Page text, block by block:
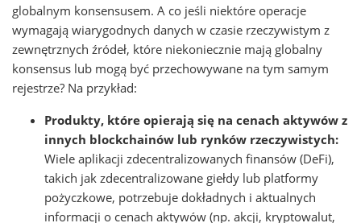
globalnym konsensusem. A co jeśli niektóre operacje
wymagają wiarygodnych danych w czasie rzeczywistym z
zewnętrznych źródeł, które niekoniecznie mają globalny
konsensus lub mogą być przechowywane na tym samym
rejestrze? Na przykład:
Produkty, które opierają się na cenach aktywów z
innych blockchainów lub rynków rzeczywistych:
Wiele aplikacji zdecentralizowanych finansów (DeFi),
takich jak zdecentralizowane giełdy lub platformy
pożyczkowe, potrzebuje dokładnych i aktualnych
informacji o cenach aktywów (np. akcji, kryptowalut,